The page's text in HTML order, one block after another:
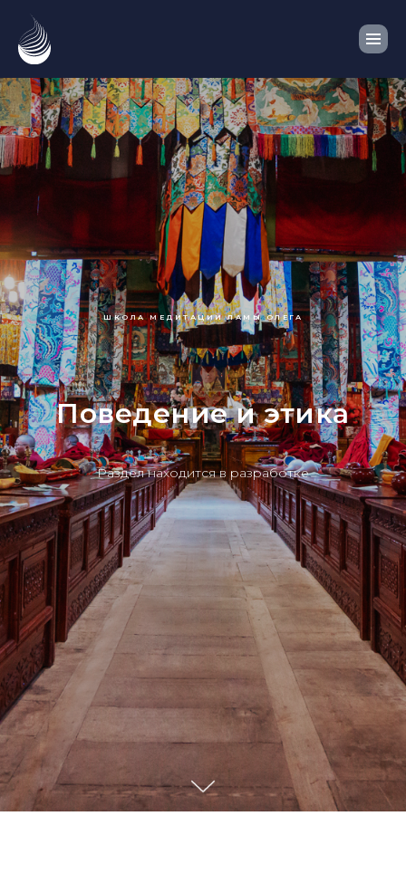
ШКОЛА МЕДИТАЦИИ ЛАМЫ ОЛЕГА
Поведение и этика
Раздел находится в разработке